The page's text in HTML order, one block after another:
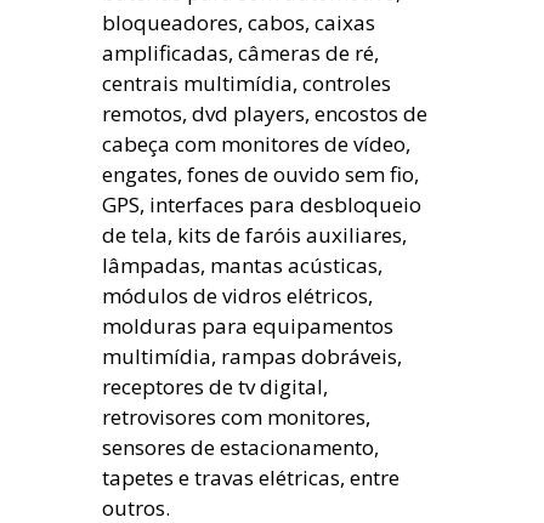
bloqueadores, cabos, caixas
amplificadas, câmeras de ré,
centrais multimídia, controles
remotos, dvd players, encostos de
cabeça com monitores de vídeo,
engates, fones de ouvido sem fio,
GPS, interfaces para desbloqueio
de tela, kits de faróis auxiliares,
lâmpadas, mantas acústicas,
módulos de vidros elétricos,
molduras para equipamentos
multimídia, rampas dobráveis,
receptores de tv digital,
retrovisores com monitores,
sensores de estacionamento,
tapetes e travas elétricas, entre
outros.